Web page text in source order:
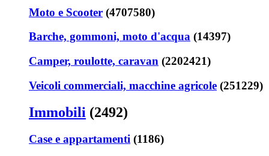
Moto e Scooter (4707580)
Barche, gommoni, moto d'acqua (14397)
Camper, roulotte, caravan (2202421)
Veicoli commerciali, macchine agricole (251229)
Immobili (2492)
Case e appartamenti (1186)